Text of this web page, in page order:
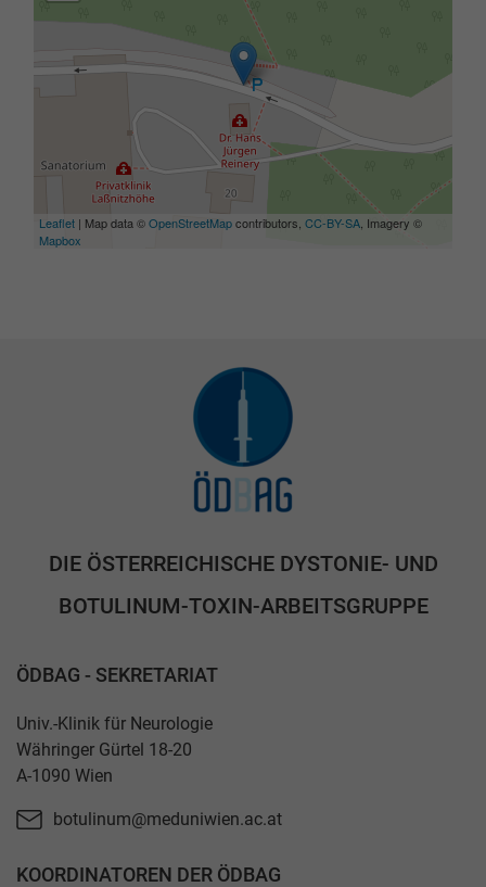
Leaflet | Map data ©OpenStreetMapcontributors,CC-BY-SA, Imagery ©
Mapbox
DIE ÖSTERREICHISCHE DYSTONIE- UND
BOTULINUM-TOXIN-ARBEITSGRUPPE
ÖDBAG - SEKRETARIAT
Univ.-Klinik für Neurologie
Währinger Gürtel 18-20
A-1090 Wien
botulinum@meduniwien.ac.at
KOORDINATOREN DER ÖDBAG